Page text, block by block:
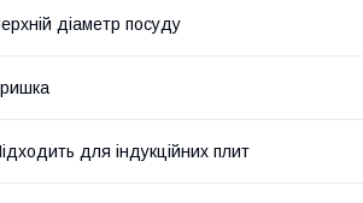
діаметр посуду
для індукційних плит